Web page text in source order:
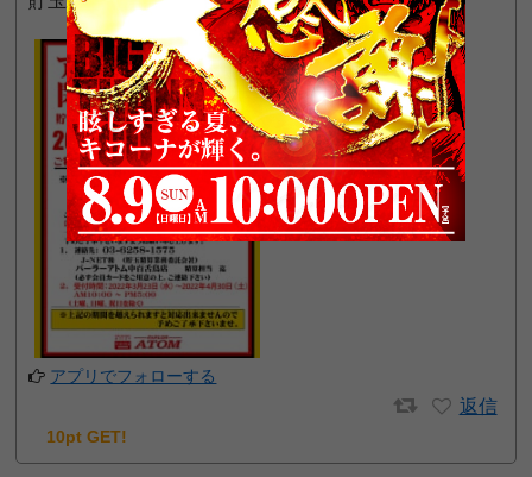
アプリでフォローする
返信
10pt GET!